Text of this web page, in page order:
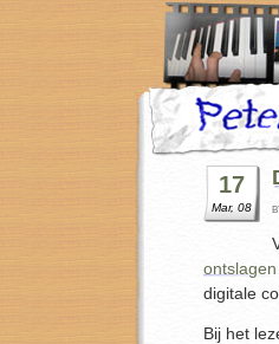
17
Mar, 08
ontslagen
digitale
Bij het